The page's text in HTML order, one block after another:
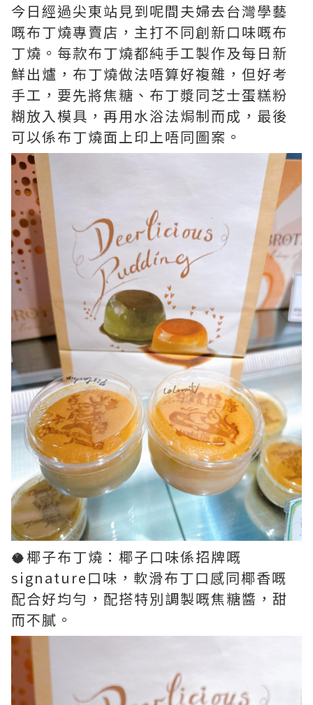
今日經過尖東站見到呢間夫婦去台灣學藝
嘅布丁燒專賣店，主打不同創新口味嘅布
丁燒。每款布丁燒都純手工製作及每日新
鮮出爐，布丁燒做法唔算好複雜，但好考
手工，要先將焦糖、布丁漿同芝士蛋糕粉
糊放入模具，再用水浴法焗制而成，最後
可以係布丁燒面上印上唔同圖案。
🥥椰子布丁燒：椰子口味係招牌嘅
signature口味，軟滑布丁口感同椰香嘅
配合好均勻，配搭特別調製嘅焦糖醬，甜
而不膩。